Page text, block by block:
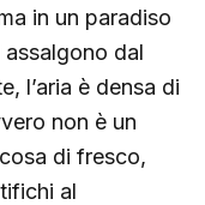
in un paradiso
dal
l’aria è densa di
non è un
di fresco,
al